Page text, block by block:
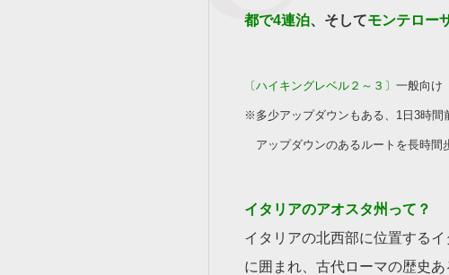
都で4連泊、そしてモンテロー
〔ハイキングレベル２～３〕 一般向け
※多少アップダウンもある、1日3時間
アップダウンのあるルートを長時間
イタリアのアオスタ州って？
イタリアの北西部に位置する
に囲まれ、古代ローマの歴史